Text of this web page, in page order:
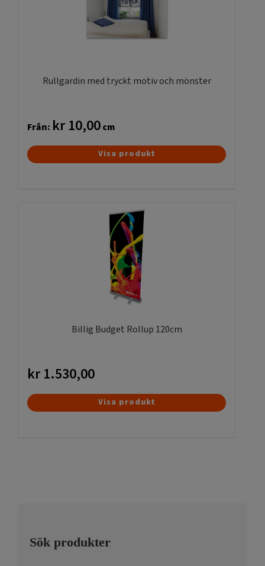
Rullgardin med tryckt motiv och mönster
Från: kr10,00cm
Den
här
flera
varianter.
De
olika
alternativen
kan
väljas
på
Visa produkt
Billig Budget Rollup 120cm
kr1.530,00
Visa produkt
Sök produkter